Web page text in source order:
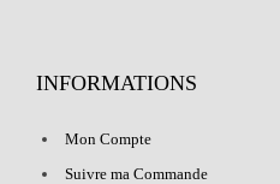
INFORMATIONS
Mon Compte
Suivre ma Commande